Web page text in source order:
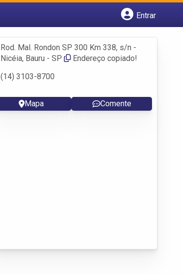
Entrar
Fazer login
Criar conta
Rod. Mal. Rondon SP 300 Km 338, s/n -
Nicéia, Bauru - SP
Endereço copiado!
(14) 3103-8700
Mapa Comente